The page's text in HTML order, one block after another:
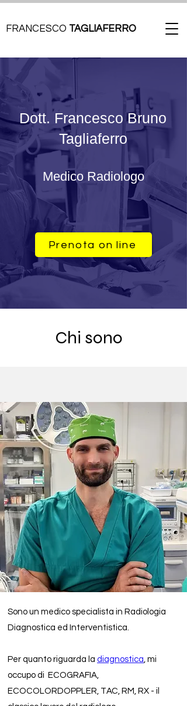
FRANCESCO TAGLIAFERRO
Dott. Francesco Bruno
Tagliaferro
Medico Radiologo
Prenota on line
Chi sono
Sono un medico specialista in Radiologia
Diagnostica ed Interventistica.
Per quanto riguarda la diagnostica, mi
occupo di ECOGRAFIA,
ECOCOLORDOPPLER, TAC, RM, RX - il